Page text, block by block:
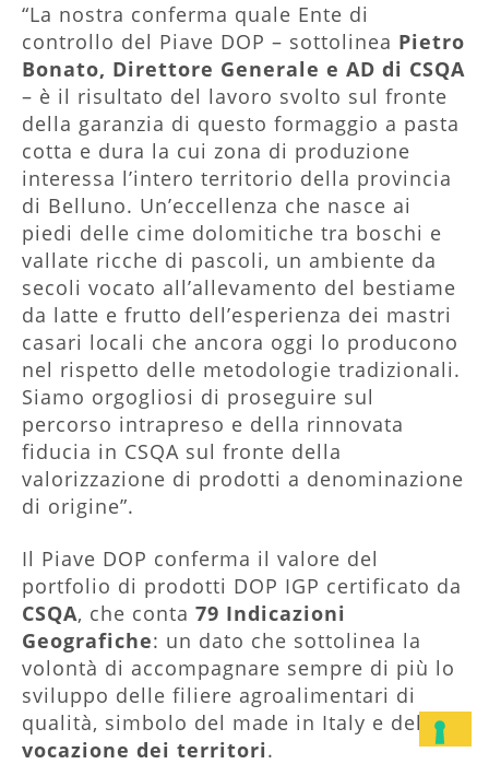
“La nostra conferma quale Ente di
controllo del Piave DOP – sottolinea Pietro
Bonato, Direttore Generale e AD di CSQA
– è il risultato del lavoro svolto sul fronte
della garanzia di questo formaggio a pasta
cotta e dura la cui zona di produzione
interessa l’intero territorio della provincia
di Belluno. Un’eccellenza che nasce ai
piedi delle cime dolomitiche tra boschi e
vallate ricche di pascoli, un ambiente da
secoli vocato all’allevamento del bestiame
da latte e frutto dell’esperienza dei mastri
casari locali che ancora oggi lo producono
nel rispetto delle metodologie tradizionali.
Siamo orgogliosi di proseguire sul
percorso intrapreso e della rinnovata
fiducia in CSQA sul fronte della
valorizzazione di prodotti a denominazione
di origine”.
Il Piave DOP conferma il valore del
portfolio di prodotti DOP IGP certificato da
CSQA, che conta 79 Indicazioni
Geografiche: un dato che sottolinea la
volontà di accompagnare sempre di più lo
sviluppo delle filiere agroalimentari di
qualità, simbolo del made in Italy e della
vocazione dei territori.